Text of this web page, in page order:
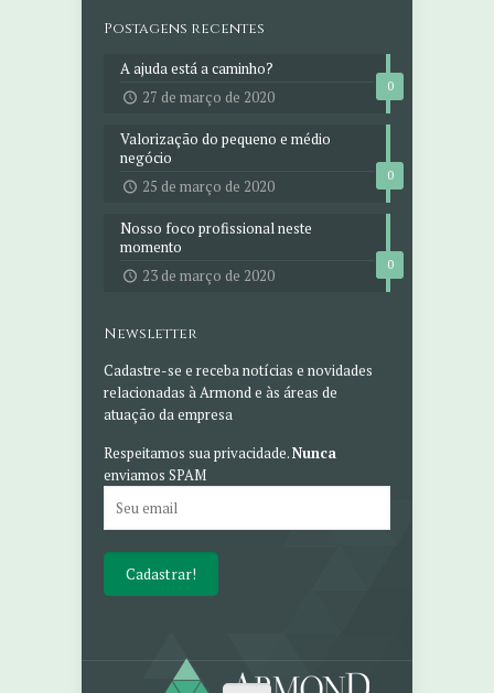
Postagens recentes
0
A ajuda está a caminho?
27 de março de 2020
0
Valorização do pequeno e médio
negócio
25 de março de 2020
0
Nosso foco profissional neste
momento
23 de março de 2020
Newsletter
Cadastre-se e receba notícias e novidades
relacionadas à Armond e às áreas de
atuação da empresa
Respeitamos sua privacidade.Nunca
enviamos SPAM